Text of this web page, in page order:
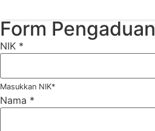
Form Pengaduan
NIK *
Masukkan NIK*
Nama *